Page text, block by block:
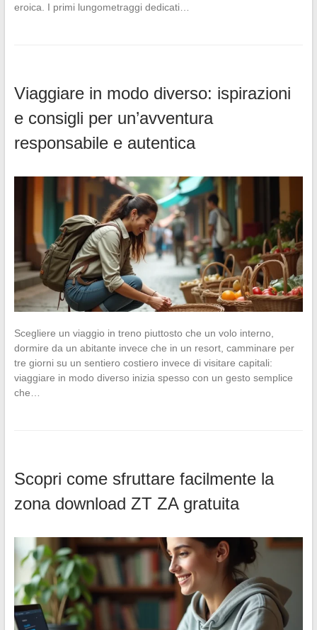
eroica. I primi lungometraggi dedicati…
Viaggiare in modo diverso: ispirazioni
e consigli per un’avventura
responsabile e autentica
Scegliere un viaggio in treno piuttosto che un volo interno,
dormire da un abitante invece che in un resort, camminare per
tre giorni su un sentiero costiero invece di visitare capitali:
viaggiare in modo diverso inizia spesso con un gesto semplice
che…
Scopri come sfruttare facilmente la
zona download ZT ZA gratuita